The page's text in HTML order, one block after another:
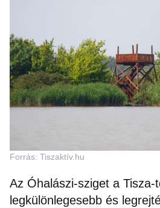
Forrás: Tiszaktív.hu
Az Óhalászi-sziget a Tisza-
legkülönlegesebb és